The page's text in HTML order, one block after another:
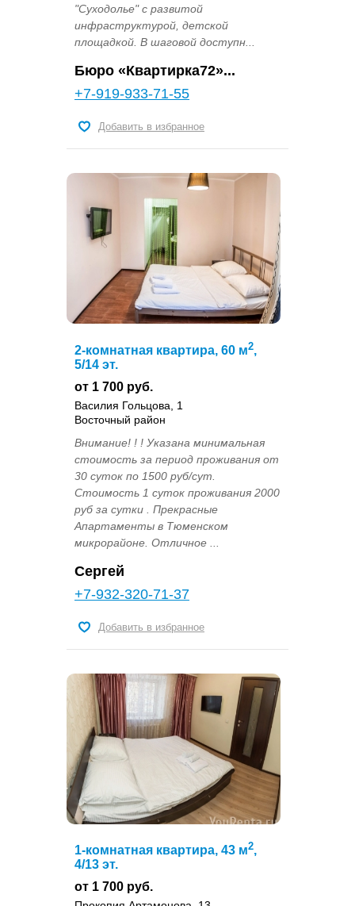
"Суходолье" с развитой
инфраструктурой, детской
площадкой. В шаговой доступн...
Бюро «Квартирка72»...
+7-919-933-71-55
Добавить в избранное
2-комнатная квартира, 60 м2,
5/14 эт.
от 1 700 руб.
Василия Гольцова, 1
Восточный район
Внимание! ! ! Указана минимальная
стоимость за период проживания от
30 суток по 1500 руб/сут.
Стоимость 1 суток проживания 2000
руб за сутки . Прекрасные
Апартаменты в Тюменском
микрорайоне. Отличное ...
Сергей
+7-932-320-71-37
Добавить в избранное
1-комнатная квартира, 43 м2,
4/13 эт.
от 1 700 руб.